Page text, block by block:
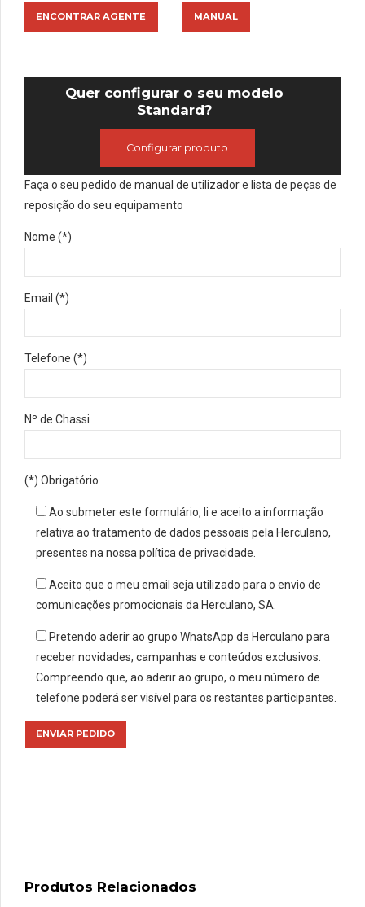
ENCONTRAR AGENTE MANUAL
Quer configurar o seu modelo
Standard?
Configurar produto
Faça o seu pedido de manual de utilizador e lista de peças de
reposição do seu equipamento
Nome (*)
Email (*)
Telefone (*)
Nº de Chassi
(*) Obrigatório
Ao submeter este formulário, li e aceito a informação
relativa ao tratamento de dados pessoais pela Herculano,
presentes na nossa política de privacidade.
Aceito que o meu email seja utilizado para o envio de
comunicações promocionais da Herculano, SA.
Pretendo aderir ao grupo WhatsApp da Herculano para
receber novidades, campanhas e conteúdos exclusivos.
Compreendo que, ao aderir ao grupo, o meu número de
telefone poderá ser visível para os restantes participantes.
Produtos Relacionados